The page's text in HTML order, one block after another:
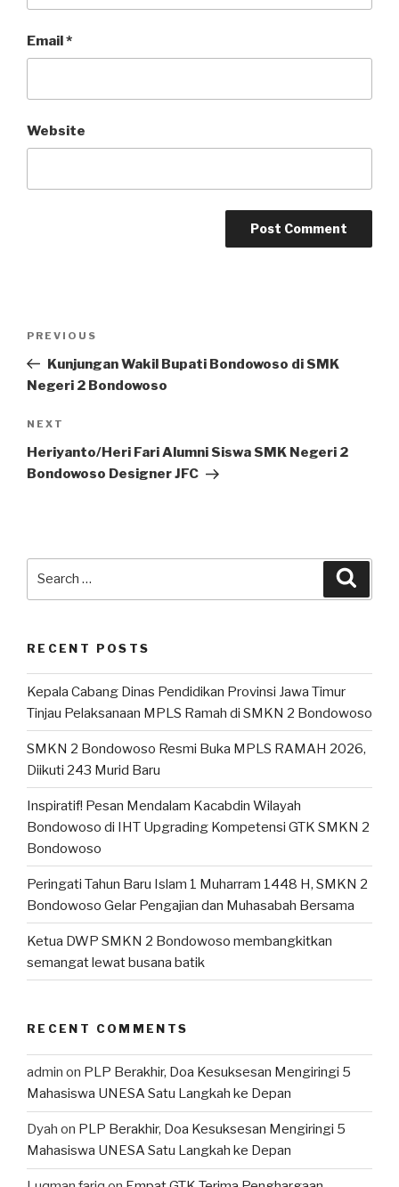
Email*
Website
PREVIOUS
Kunjungan Wakil Bupati Bondowoso di SMK
Negeri 2 Bondowoso
NEXT
Heriyanto/Heri Fari Alumni Siswa SMK Negeri 2
Bondowoso Designer JFC
RECENT POSTS
Kepala Cabang Dinas Pendidikan Provinsi Jawa Timur
Tinjau Pelaksanaan MPLS Ramah di SMKN 2 Bondowoso
SMKN 2 Bondowoso Resmi Buka MPLS RAMAH 2026,
Diikuti 243 Murid Baru
Inspiratif! Pesan Mendalam Kacabdin Wilayah
Bondowoso di IHT Upgrading Kompetensi GTK SMKN 2
Bondowoso
Peringati Tahun Baru Islam 1 Muharram 1448 H, SMKN 2
Bondowoso Gelar Pengajian dan Muhasabah Bersama
Ketua DWP SMKN 2 Bondowoso membangkitkan
semangat lewat busana batik
RECENT COMMENTS
admin on PLP Berakhir, Doa Kesuksesan Mengiringi 5
Mahasiswa UNESA Satu Langkah ke Depan
Dyah on PLP Berakhir, Doa Kesuksesan Mengiringi 5
Mahasiswa UNESA Satu Langkah ke Depan